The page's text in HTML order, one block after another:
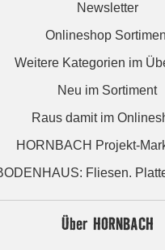
Newsletter
Onlineshop
Weitere Kategorien im
Neu im Sortiment
Raus damit im
HORNBACH Projekt-
Fliesen.
Über HORNBACH